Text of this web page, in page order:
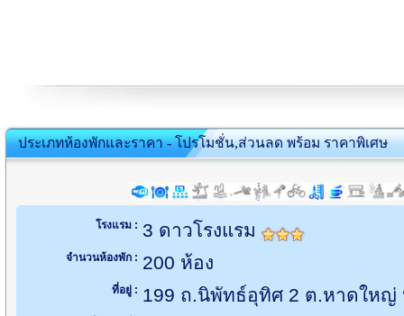
ประเภทห้องพักและราคา - โปรโมชั่น,ส่วนลด พร้อม ราคาพิเศษ
โรงแรม : 3 ดาวโรงแรม
จำนวนห้องพัก : 200 ห้อง
ที่อยู่ : 199 ถ.นิพัทธ์อุทิศ 2 ต.หาดใหญ่